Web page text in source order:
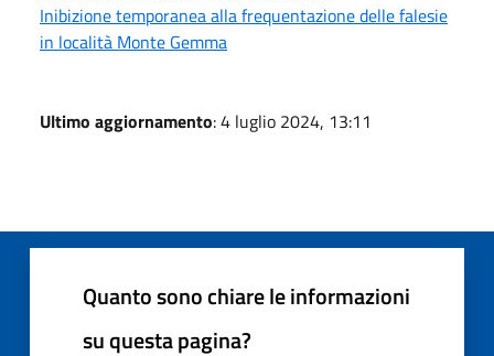
Inibizione temporanea alla frequentazione delle falesie
in località Monte Gemma
Ultimo aggiornamento: 4 luglio 2024, 13:11
Quanto sono chiare le informazioni
su questa pagina?